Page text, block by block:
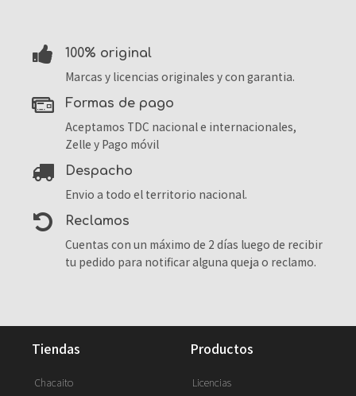
100% original
Marcas y licencias originales y con garantia.
formas de pago
Aceptamos TDC nacional e internacionales,
Zelle y Pago móvil
despacho
Envio a todo el territorio nacional.
reclamos
Cuentas con un máximo de 2 días luego de recibir
tu pedido para notificar alguna queja o reclamo.
tiendas
Chacaito
productos
Licencias